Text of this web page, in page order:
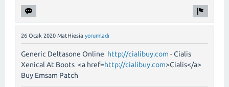
26 Ocak 2020 MatHiesia yorumladı
Generic Deltasone Online http://cialibuy.com - Cialis
Xenical At Boots <a href=http://cialibuy.com>Cialis</a>
Buy Emsam Patch